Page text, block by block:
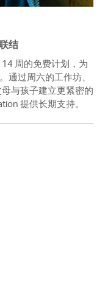
结
周的免费计划，为
通过周六的工作坊、
与孩子建立更紧密的
提供长期支持。